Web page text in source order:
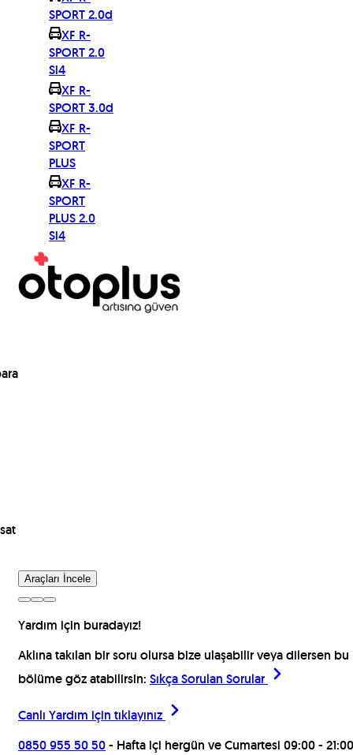
SPORT 2.0d
XF R-
SPORT 2.0
Si4
XF R-
SPORT 3.0d
XF R-
SPORT
PLUS
XF R-
SPORT
PLUS 2.0
Si4
Araçları İncele
Yardım için buradayız!
Aklına takılan bir soru olursa bize ulaşabilir veya dilersen bu
bölüme göz atabilirsin: Sıkça Sorulan Sorular
Canlı Yardım için tıklayınız
0850 955 50 50- Hafta içi hergün ve Cumartesi 09:00 - 21:00